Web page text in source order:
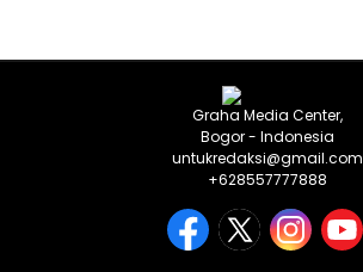
Graha Media Center,
Bogor - Indonesia
untukredaksi@gmail.com
+628557777888